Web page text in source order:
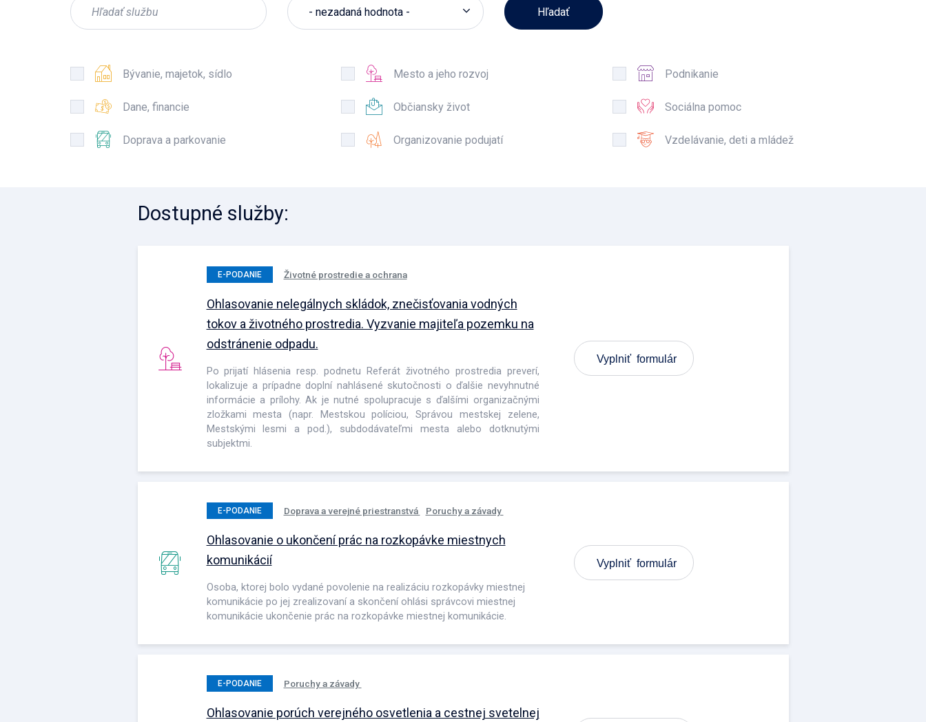
- nezadaná hodnota -
Bývanie, majetok, sídlo
Dane, financie
Doprava a parkovanie
Mesto a jeho rozvoj
Občiansky život
Organizovanie podujatí
Podnikanie
Sociálna pomoc
Vzdelávanie, deti a mládež
Dostupné služby:
E-PODANIE Životné prostredie a ochrana
Ohlasovanie nelegálnych skládok, znečisťovania vodných
tokov a životného prostredia. Vyzvanie majiteľa pozemku na
odstránenie odpadu.
Po prijatí hlásenia resp. podnetu Referát životného prostredia preverí,
lokalizuje a prípadne doplní nahlásené skutočnosti o ďalšie nevyhnutné
informácie a prílohy. Ak je nutné spolupracuje s ďalšími organizačnými
zložkami mesta (napr. Mestskou políciou, Správou mestskej zelene,
Mestskými lesmi a pod.), subdodávateľmi mesta alebo dotknutými
subjektmi.
Vyplniť formulár
E-PODANIE Doprava a verejné priestranstvá Poruchy a závady
Ohlasovanie o ukončení prác na rozkopávke miestnych
komunikácií
Osoba, ktorej bolo vydané povolenie na realizáciu rozkopávky miestnej
komunikácie po jej zrealizovaní a skončení ohlási správcovi miestnej
komunikácie ukončenie prác na rozkopávke miestnej komunikácie.
Vyplniť formulár
E-PODANIE Poruchy a závady
Ohlasovanie porúch verejného osvetlenia a cestnej svetelnej